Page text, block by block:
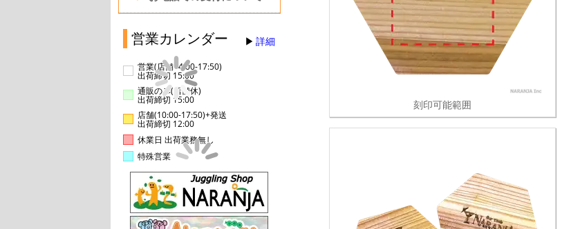
営業カレンダー 詳細
営業(店舗14:00-17:50)
出荷締切 15:00
通販のみ(店舗休)
出荷締切 15:00
店舗(10:00-17:50)+発送
出荷締切 12:00
休業日 出荷業務無し
特殊営業
刻印可能範囲